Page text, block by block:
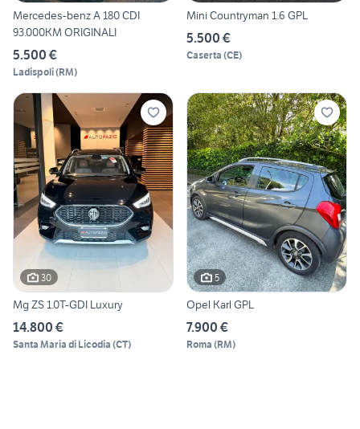
Mercedes-benz A 180 CDI
93.000KM ORIGINALI
5.500 €
Ladispoli(RM)
Mini Countryman 1.6 GPL
5.500 €
Caserta (CE)
30
Mg ZS 1.0T-GDI Luxury
14.800 €
Santa Maria di Licodia (CT)
5
Opel Karl GPL
7.900 €
Roma (RM)